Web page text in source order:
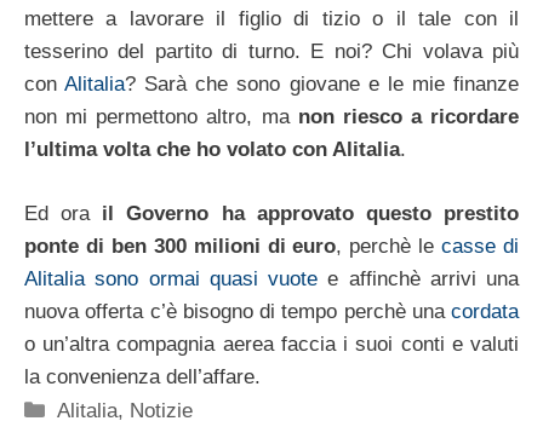
mettere a lavorare il figlio di tizio o il tale con il
tesserino del partito di turno. E noi? Chi volava più
conAlitalia? Sarà che sono giovane e le mie finanze
non mi permettono altro, ma non riesco a ricordare
l’ultima volta che ho volato con Alitalia.
Ed ora il Governo ha approvato questo prestito
ponte di ben 300 milioni di euro, perchè lecasse di
Alitalia sono ormai quasi vuote e affinchè arrivi una
nuova offerta c’è bisogno di tempo perchè una cordata
o un’altra compagnia aerea faccia i suoi conti e valuti
la convenienza dell’affare.
Categorie
Alitalia, Notizie